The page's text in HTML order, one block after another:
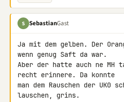
S SebastianGast
Ja mit dem gelben. Der
wenn genug Saft da war.
Aber der hatte auch ne MH
recht erinnere. Da konnte
man dem Rauschen der UK0
lauschen, grins.